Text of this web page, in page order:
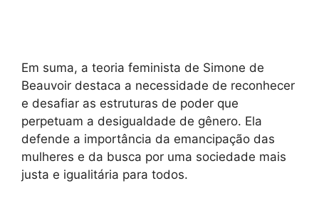
Em suma, a teoria feminista de Simone de
Beauvoir destaca a necessidade de reconhecer
e desafiar as estruturas de poder que
perpetuam a desigualdade de gênero. Ela
defende a importância da emancipação das
mulheres e da busca por uma sociedade mais
justa e igualitária para todos.